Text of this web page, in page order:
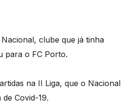
clube que já tinha
para o FC Porto.
na II Liga, que o Nacional
Covid-19.